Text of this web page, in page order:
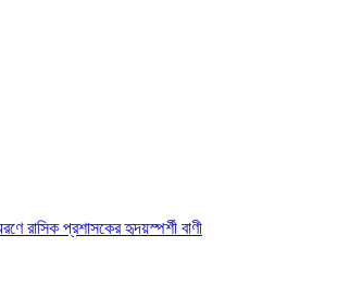
রাসিক প্রশাসকের হৃদয়স্পর্শী বাণী